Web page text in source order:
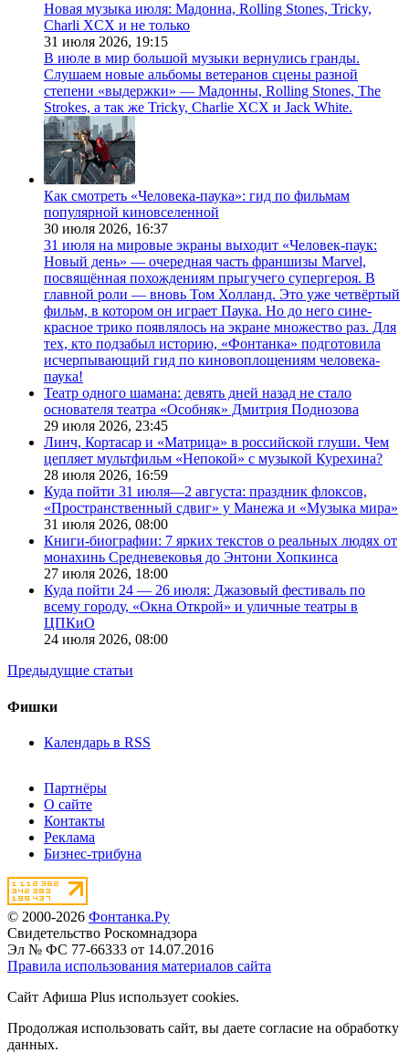
Новая музыка июля: Мадонна, Rolling Stones, Tricky,
Charli XCX и не только
31 июля 2026, 19:15
В июле в мир большой музыки вернулись гранды.
Слушаем новые альбомы ветеранов сцены разной
степени «выдержки» — Мадонны, Rolling Stones, The
Strokes, а так же Tricky, Charlie XCX и Jack White.
Как смотреть «Человека-паука»: гид по фильмам
популярной киновселенной
30 июля 2026, 16:37
31 июля на мировые экраны выходит «Человек-паук:
Новый день» — очередная часть франшизы Marvel,
посвящённая похождениям прыгучего супергероя. В
главной роли — вновь Том Холланд. Это уже четвёртый
фильм, в котором он играет Паука. Но до него сине-
красное трико появлялось на экране множество раз. Для
тех, кто подзабыл историю, «Фонтанка» подготовила
исчерпывающий гид по киновоплощениям человека-
паука!
Театр одного шамана: девять дней назад не стало
основателя театра «Особняк» Дмитрия Поднозова
29 июля 2026, 23:45
Линч, Кортасар и «Матрица» в российской глуши. Чем
цепляет мультфильм «Непокой» с музыкой Курехина?
28 июля 2026, 16:59
Куда пойти 31 июля—2 августа: праздник флоксов,
«Пространственный сдвиг» у Манежа и «Музыка мира»
31 июля 2026, 08:00
Книги-биографии: 7 ярких текстов о реальных людях от
монахинь Средневековья до Энтони Хопкинса
27 июля 2026, 18:00
Куда пойти 24 — 26 июля: Джазовый фестиваль по
всему городу, «Окна Открой» и уличные театры в
ЦПКиО
24 июля 2026, 08:00
Предыдущие статьи
Фишки
Календарь в RSS
Партнёры
О сайте
Контакты
Реклама
Бизнес-трибуна
© 2000-2026 Фонтанка.Ру
Свидетельство Роскомнадзора
Эл № ФС 77-66333 от 14.07.2016
Правила использования материалов сайта
Сайт Афиша Plus использует cookies.
Продолжая использовать сайт, вы даете согласие на обработку
данных.